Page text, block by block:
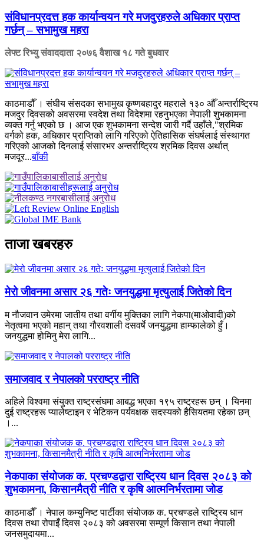
संविधानप्रदत्त हक कार्यान्वयन गरे मजदुरहरुले अधिकार प्राप्त
गर्छन् – सभामुख महरा
लेफ्ट रिभ्यु संवाददाता २०७६ वैशाख १८ गते बुधवार
काठमाडौँ । संघीय संसदका सभामुख कृष्णबहादुर महराले १३० औँ अन्तर्राष्ट्रिय
मजदुर दिवसको अवसरमा स्वदेश तथा विदेशमा रहनुभएका नेपाली शुभकामना
व्यक्त गर्नु भएको छ । आज एक शुभकामना सन्देश जारी गर्दै उहाँले,"श्रमिक
वर्गको हक, अधिकार प्राप्तिको लागि गरिएको ऐतिहासिक संघर्षलाई संस्थागत
गरिएको आजको दिनलाई संसारभर अन्तर्राष्ट्रिय श्रमिक दिवस अर्थात्
मजदूर...बाँकी
ताजा खबरहरु
मेरो जीवनमा असार २६ गतेः जनयुद्धमा मृत्युलाई जितेको दिन
म नौजवान उमेरमा जातीय तथा वर्गीय मुक्तिका लागि नेकपा(माओवादी)को
नेतृत्वमा भएको महान् तथा गौरवशाली दसवर्षे जनयुद्धमा हाम्फालेको हुँ।
जनयुद्धमा होमिनु मेरा लागि...
समाजवाद र नेपालको परराष्ट्र नीति
अहिले विश्वमा संयुक्त राष्ट्रसंघमा आबद्ध भएका १९५ राष्ट्रहरू छन् । यिनमा
दुई राष्ट्रहरू प्यालेष्टाइन र भेटिकन पर्यवक्षक सदस्यको हैसियतमा रहेका छन्
।...
नेकपाका संयोजक क. प्रचण्डद्वारा राष्ट्रिय धान दिवस २०८३ को
शुभकामना, किसानमैत्री नीति र कृषि आत्मनिर्भरतामा जोड
काठमाडौँ । नेपाल कम्युनिष्ट पार्टीका संयोजक क. प्रचण्डले राष्ट्रिय धान
दिवस तथा रोपाइँ दिवस २०८३ को अवसरमा सम्पूर्ण किसान तथा नेपाली
जनसमुदायमा...